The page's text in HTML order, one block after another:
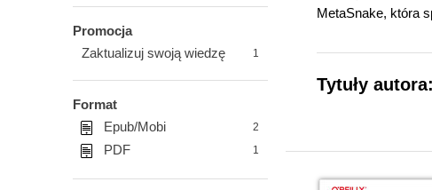
Promocja
Zaktualizuj swoją wiedzę
1
Format
Epub/Mobi
2
PDF 1
MetaSnake, która
Tytuły